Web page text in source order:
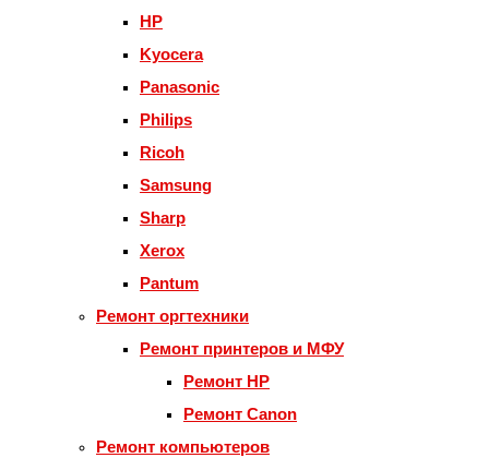
HP
Kyocera
Panasonic
Philips
Ricoh
Samsung
Sharp
Xerox
Pantum
Ремонт оргтехники
Ремонт принтеров и МФУ
Ремонт HP
Ремонт Canon
Ремонт компьютеров